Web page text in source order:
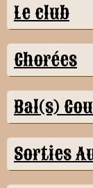
Le club
Chorées
Bal(s)
Sorties